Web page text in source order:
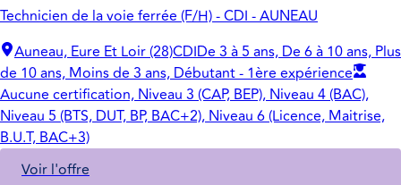
Technicien de la voie ferrée (F/H) - CDI - AUNEAU
Auneau, Eure Et Loir (28)CDIDe 3 à 5 ans, De 6 à 10 ans, Plus
de 10 ans, Moins de 3 ans, Débutant - 1ère expérience
Aucune certification, Niveau 3 (CAP, BEP), Niveau 4 (BAC),
Niveau 5 (BTS, DUT, BP, BAC+2), Niveau 6 (Licence, Maitrise,
B.U.T, BAC+3)
Voir l'offre